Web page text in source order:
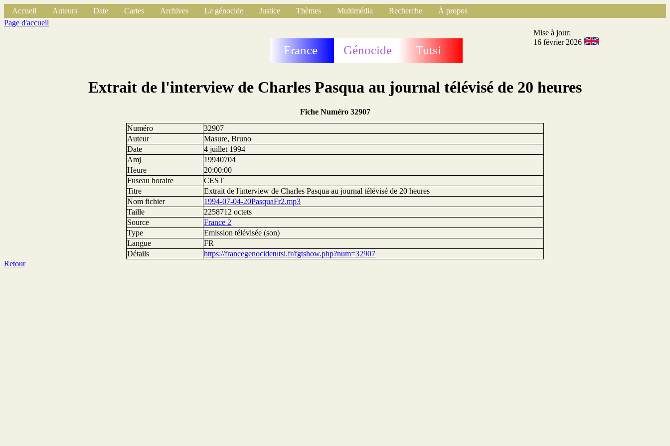
Accueil Auteurs Date Cartes Archives Le génocide Justice Thèmes Multimédia Recherche
À propos
Page d'accueil
France Génocide Tutsi
Mise à jour:
16 février 2026
Extrait de l'interview de Charles Pasqua au journal télévisé de 20 heures
Fiche Numéro 32907
Numéro
32907
Auteur
Masure, Bruno
Date
4 juillet 1994
Amj
19940704
Heure
20:00:00
Fuseau horaire
CEST
Titre
Extrait de l'interview de Charles Pasqua au journal télévisé de 20 heures
Nom fichier
1994-07-04-20PasquaFr2.mp3
Taille
2258712 octets
Source
France 2
Type
Emission télévisée (son)
Langue
FR
Détails
https://francegenocidetutsi.fr/fgtshow.php?num=32907
Retour